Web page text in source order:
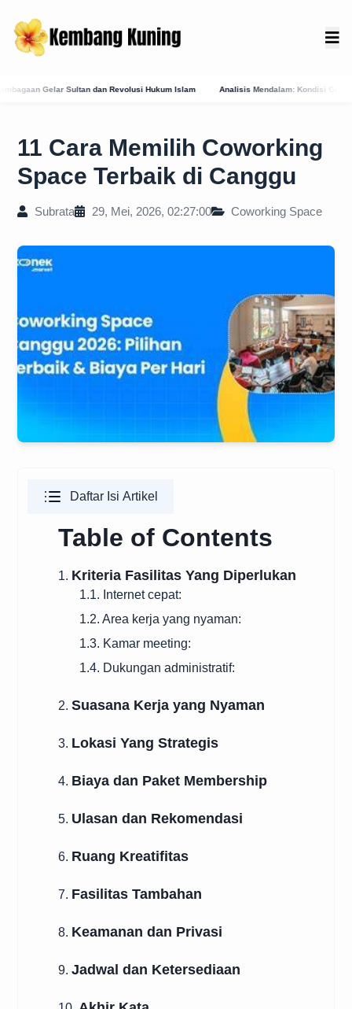
Hukum Islam Analisis Mendalam: Kondisi Geografis Bali Barat Daya Sebagai
11 Cara Memilih Coworking
Space Terbaik di Canggu
Subrata 29, Mei, 2026, 02:27:00 Coworking Space
Daftar Isi Artikel
Table of Contents
1. Kriteria Fasilitas Yang Diperlukan
1.1. Internet cepat:
1.2. Area kerja yang nyaman:
1.3. Kamar meeting:
1.4. Dukungan administratif:
2. Suasana Kerja yang Nyaman
3. Lokasi Yang Strategis
4. Biaya dan Paket Membership
5. Ulasan dan Rekomendasi
6. Ruang Kreatifitas
7. Fasilitas Tambahan
8. Keamanan dan Privasi
9. Jadwal dan Ketersediaan